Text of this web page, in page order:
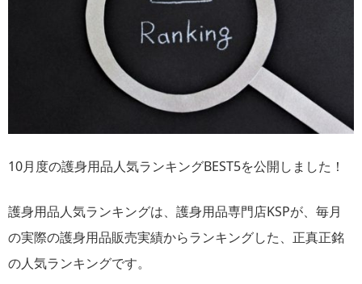
10月度の護身用品人気ランキングBEST5を公開しました！
護身用品人気ランキングは、護身用品専門店KSPが、毎月
の実際の護身用品販売実績からランキングした、正真正銘
の人気ランキングです。